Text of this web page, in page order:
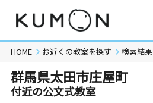
HOME お近くの教室を探す 検索結果
群馬県太田市庄屋町
付近の公文式教室